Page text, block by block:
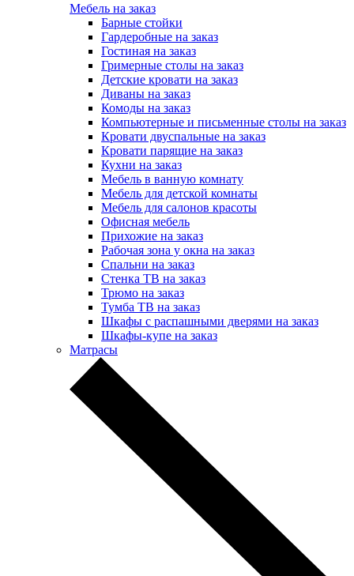
Мебель на заказ
Барные стойки
Гардеробные на заказ
Гостиная на заказ
Гримерные столы на заказ
Детские кровати на заказ
Диваны на заказ
Комоды на заказ
Компьютерные и письменные столы на заказ
Кровати двуспальные на заказ
Кровати парящие на заказ
Кухни на заказ
Мебель в ванную комнату
Мебель для детской комнаты
Мебель для салонов красоты
Офисная мебель
Прихожие на заказ
Рабочая зона у окна на заказ
Спальни на заказ
Стенка ТВ на заказ
Трюмо на заказ
Тумба ТВ на заказ
Шкафы с распашными дверями на заказ
Шкафы-купе на заказ
Матрасы